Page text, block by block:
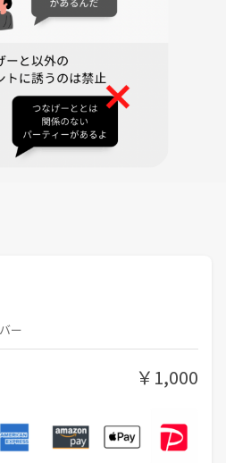
ー
￥1,000